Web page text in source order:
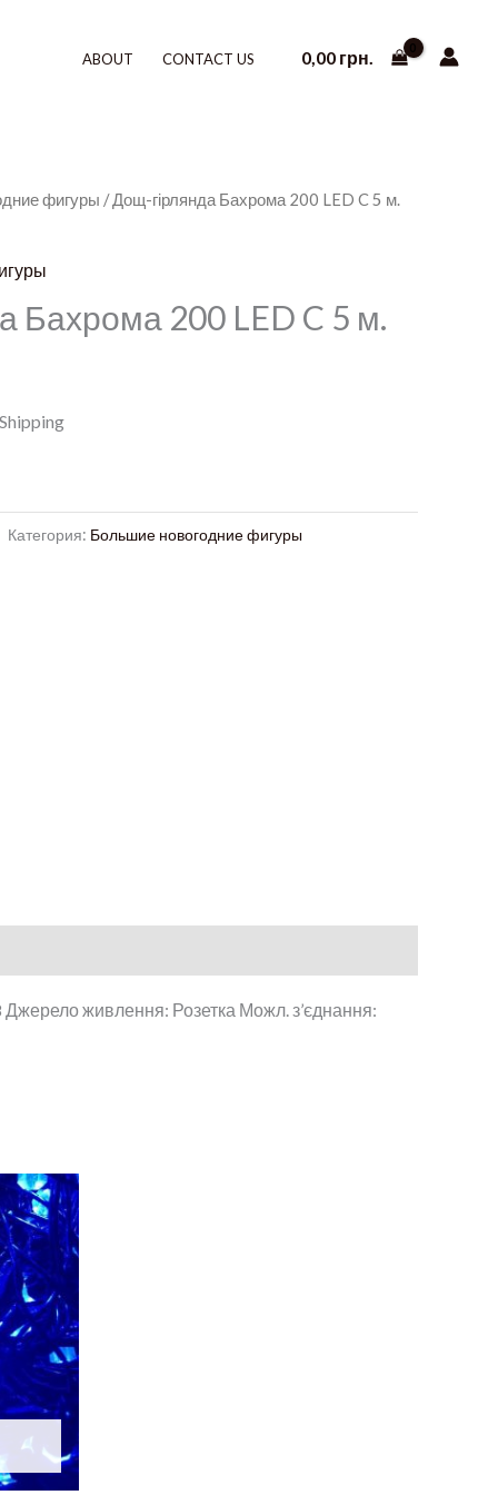
ABOUT CONTACT US 0,00 грн.
фигуры / Дощ-гірлянда Бахрома 200 LED C 5 м.
Бахрома 200 LED C 5 м.
Категория: Большие новогодние фигуры
Джерело живлення: Розетка Можл. з’єднання: